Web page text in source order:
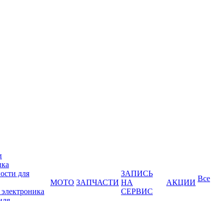
для
МОТО ЗАПЧАСТИ
ЗАПИСЬ
НА
СЕРВИС
АКЦИИ Все